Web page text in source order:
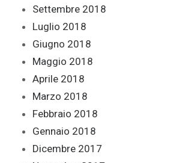
Settembre 2018
Luglio 2018
Giugno 2018
Maggio 2018
Aprile 2018
Marzo 2018
Febbraio 2018
Gennaio 2018
Dicembre 2017